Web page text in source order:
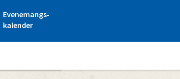
Evenemangs-
kalender